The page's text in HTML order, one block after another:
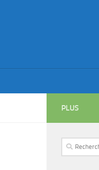
PLUS
Rechercher :